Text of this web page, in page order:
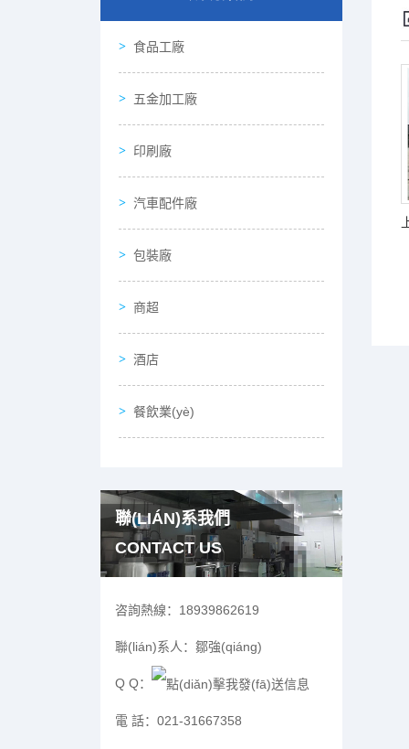
食品工廠
五金加工廠
印刷廠
汽車配件廠
包裝廠
商超
酒店
餐飲業(yè)
聯(LIÁN)系我們
CONTACT US
咨詢熱線： 18939862619
聯(lián)系人： 鄒強(qiáng)
Q Q：
電 話： 021-31667358